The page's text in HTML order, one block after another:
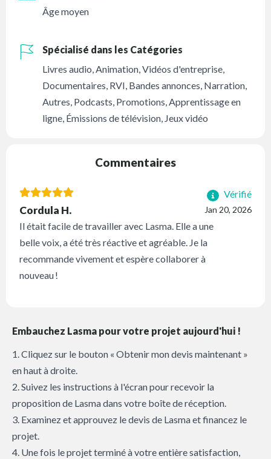
Âge moyen
Spécialisé dans les Catégories
Livres audio,Animation,Vidéos d'entreprise,
Documentaires, RVI, Bandes annonces, Narration,
Autres, Podcasts, Promotions,Apprentissage en
ligne, Émissions de télévision, Jeux vidéo
Commentaires
Vérifié
Jan 20, 2026
Cordula H.
Il était facile de travailler avec Lasma. Elle a une
belle voix, a été très réactive et agréable. Je la
recommande vivement et espère collaborer à
nouveau !
Embauchez Lasma pour votre projet aujourd'hui !
1. Cliquez sur le bouton « Obtenir mon devis maintenant »
en haut à droite.
2. Suivez les instructions à l'écran pour recevoir la
proposition de Lasma dans votre boîte de réception.
3. Examinez et approuvez le devis de Lasma et financez le
projet.
4. Une fois le projet terminé à votre entière satisfaction,